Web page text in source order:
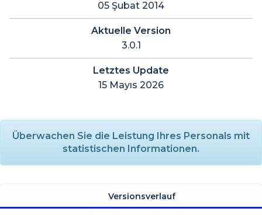
05 Şubat 2014
Aktuelle Version
3.0.1
Letztes Update
15 Mayıs 2026
Überwachen Sie die Leistung Ihres Personals mit
statistischen Informationen.
Versionsverlauf